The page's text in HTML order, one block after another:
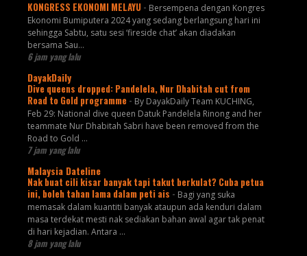
KONGRESS EKONOMI MELAYU - Bersempena dengan Kongres
Ekonomi Bumiputera 2024 yang sedang berlangsung hari ini
sehingga Sabtu, satu sesi ‘fireside chat’ akan diadakan
bersama Sau...
6 jam yang lalu
DayakDaily
Dive queens dropped: Pandelela, Nur Dhabitah cut from
Road to Gold programme - By DayakDaily Team KUCHING,
Feb 29: National dive queen Datuk Pandelela Rinong and her
teammate Nur Dhabitah Sabri have been removed from the
Road to Gold ...
7 jam yang lalu
Malaysia Dateline
Nak buat cili kisar banyak tapi takut berkulat? Cuba petua
ini, boleh tahan lama dalam peti ais - Bagi yang suka
memasak dalam kuantiti banyak ataupun ada kenduri dalam
masa terdekat mesti nak sediakan bahan awal agar tak penat
di hari kejadian. Antara ...
8 jam yang lalu